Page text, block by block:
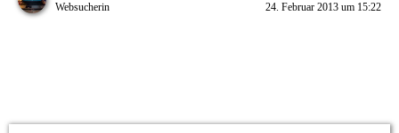
Websucherin 24. Februar 2013 um 15:22